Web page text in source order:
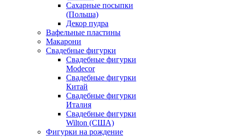
Сахарные посыпки
(Польша)
Декор пудра
Вафельные пластины
Макарони
Свадебные фигурки
Свадебные фигурки
Modecor
Свадебные фигурки
Китай
Свадебные фигурки
Италия
Свадебные фигурки
Wilton (США)
Фигурки на рождение